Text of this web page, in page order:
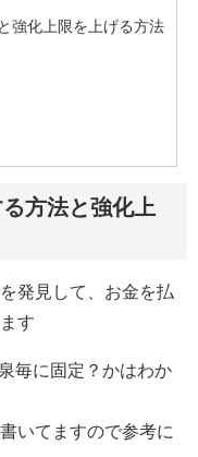
強化上限を上げる方法
方法と強化上
発見して、お金を払
す
毎に固定？かはわか
いてますので参考に